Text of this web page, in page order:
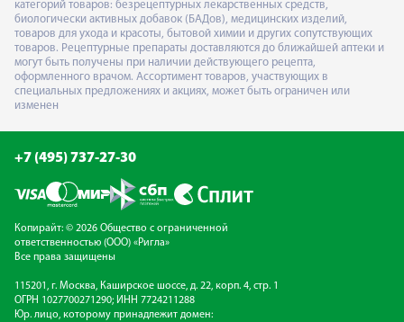
категорий товаров: безрецептурных лекарственных средств,
биологически активных добавок (БАДов), медицинских изделий,
товаров для ухода и красоты, бытовой химии и других сопутствующих
товаров. Рецептурные препараты доставляются до ближайшей аптеки и
могут быть получены при наличии действующего рецепта,
оформленного врачом. Ассортимент товаров, участвующих в
специальных предложениях и акциях, может быть ограничен или
изменен
+7 (495) 737-27-30
Копирайт: © 2026 Общество с ограниченной
ответственностью (ООО) «Ригла»
Все права защищены
115201, г. Москва, Каширское шоссе, д. 22, корп. 4, стр. 1
ОГРН 1027700271290; ИНН 7724211288
Юр. лицо, которому принадлежит домен: